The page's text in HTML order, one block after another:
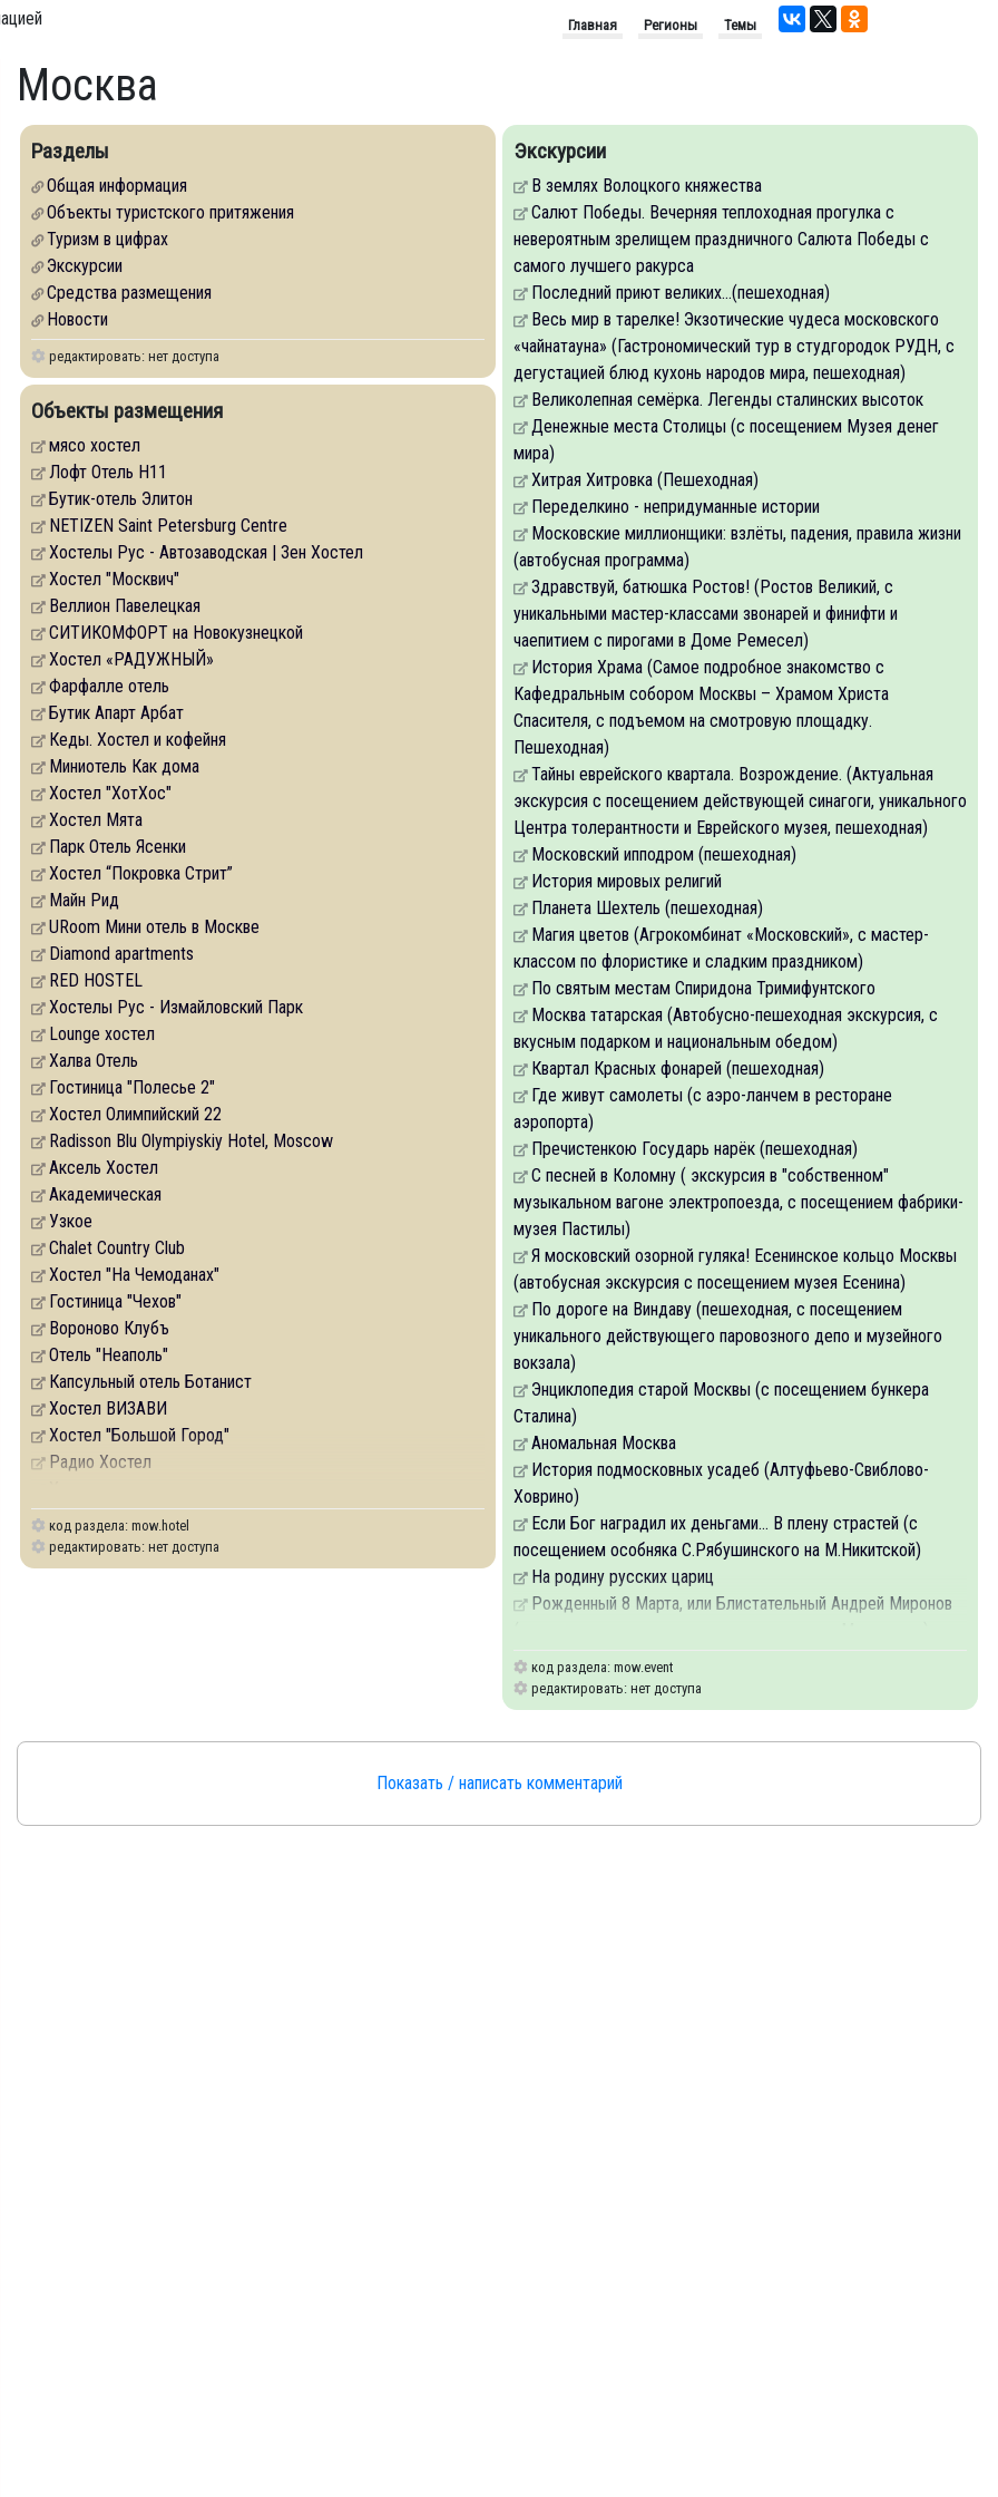
Главная Регионы Темы
Москва
Разделы
Общая информация
Объекты туристского притяжения
Туризм в цифрах
Экскурсии
Средства размещения
Новости
редактировать: нет доступа
Экскурсии
В землях Волоцкого княжества
Салют Победы. Вечерняя теплоходная прогулка с
невероятным зрелищем праздничного Салюта Победы с
самого лучшего ракурса
Последний приют великих...(пешеходная)
Весь мир в тарелке! Экзотические чудеса московского
«чайнатауна» (Гастрономический тур в студгородок РУДН, с
дегустацией блюд кухонь народов мира, пешеходная)
Великолепная семёрка. Легенды сталинских высоток
Денежные места Столицы (с посещением Музея денег
мира)
Хитрая Хитровка (Пешеходная)
Переделкино - непридуманные истории
Московские миллионщики: взлёты, падения, правила жизни
(автобусная программа)
Здравствуй, батюшка Ростов! (Ростов Великий, с
уникальными мастер-классами звонарей и финифти и
чаепитием с пирогами в Доме Ремесел)
История Храма (Самое подробное знакомство с
Кафедральным собором Москвы – Храмом Христа
Спасителя, с подъемом на смотровую площадку.
Пешеходная)
Тайны еврейского квартала. Возрождение. (Актуальная
экскурсия с посещением действующей синагоги, уникального
Центра толерантности и Еврейского музея, пешеходная)
Московский ипподром (пешеходная)
История мировых религий
Планета Шехтель (пешеходная)
Магия цветов (Агрокомбинат «Московский», с мастер-
классом по флористике и сладким праздником)
По святым местам Спиридона Тримифунтского
Москва татарская (Автобусно-пешеходная экскурсия, с
вкусным подарком и национальным обедом)
Квартал Красных фонарей (пешеходная)
Где живут самолеты (с аэро-ланчем в ресторане
аэропорта)
Пречистенкою Государь нарёк (пешеходная)
С песней в Коломну ( экскурсия в "собственном"
музыкальном вагоне электропоезда, с посещением фабрики-
музея Пастилы)
Я московский озорной гуляка! Есенинское кольцо Москвы
(автобусная экскурсия с посещением музея Есенина)
По дороге на Виндаву (пешеходная, с посещением
уникального действующего паровозного депо и музейного
вокзала)
Энциклопедия старой Москвы (с посещением бункера
Сталина)
Аномальная Москва
История подмосковных усадеб (Алтуфьево-Свиблово-
Ховрино)
Если Бог наградил их деньгами... В плену страстей (с
посещением особняка С.Рябушинского на М.Никитской)
На родину русских цариц
Рожденный 8 Марта, или Блистательный Андрей Миронов
код раздела: mow.event
редактировать: нет доступа
Объекты размещения
мясо хостел
Лофт Отель H11
Бутик-отель Элитон
NETIZEN Saint Petersburg Centre
Хостелы Рус - Автозаводская | Зен Хостел
Хостел "Москвич"
Веллион Павелецкая
СИТИКОМФОРТ на Новокузнецкой
Хостел «РАДУЖНЫЙ»
Фарфалле отель
Бутик Апарт Арбат
Кеды. Хостел и кофейня
Миниотель Как дома
Хостел "ХотХос"
Хостел Мята
Парк Отель Ясенки
Хостел “Покровка Стрит”
Майн Рид
URoom Мини отель в Москве
Diamond apartments
RED HOSTEL
Хостелы Рус - Измайловский Парк
Lounge хостел
Халва Отель
Гостиница "Полесье 2"
Хостел Олимпийский 22
Radisson Blu Olympiyskiy Hotel, Moscow
Аксель Хостел
Академическая
Узкое
Chalet Country Club
Хостел "На Чемоданах"
Гостиница "Чехов"
Вороново Клубъ
Отель "Неаполь"
Капсульный отель Ботанист
Хостел ВИЗАВИ
Хостел "Большой Город"
Радио Хостел
код раздела: mow.hotel
редактировать: нет доступа
Показать / написать комментарий